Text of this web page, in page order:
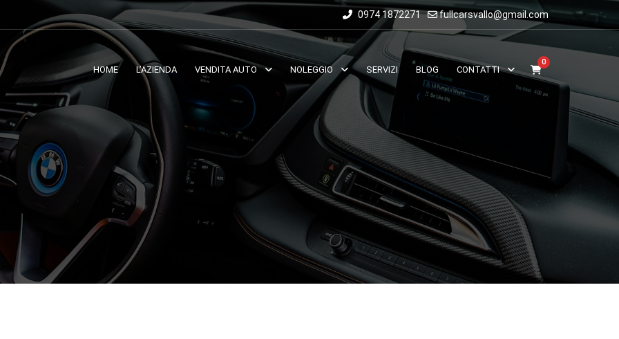
0974 1872271 fullcarsvallo@gmail.com
HOME L’AZIENDA VENDITA AUTO NOLEGGIO SERVIZI BLOG CONTATTI
0